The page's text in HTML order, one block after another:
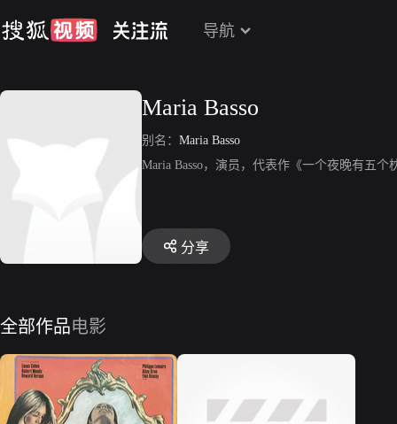
导航
Maria Basso
别名： Maria Basso
Maria Basso，演员，代表作《一个夜晚有五个
分享
全部作品电影